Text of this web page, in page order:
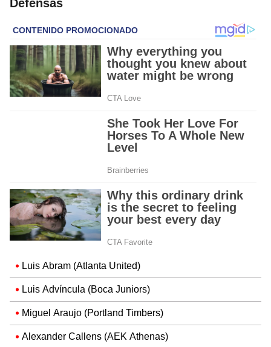
Defensas
Luis Abram (Atlanta United)
Luis Advíncula (Boca Juniors)
Miguel Araujo (Portland Timbers)
Alexander Callens (AEK Athenas)